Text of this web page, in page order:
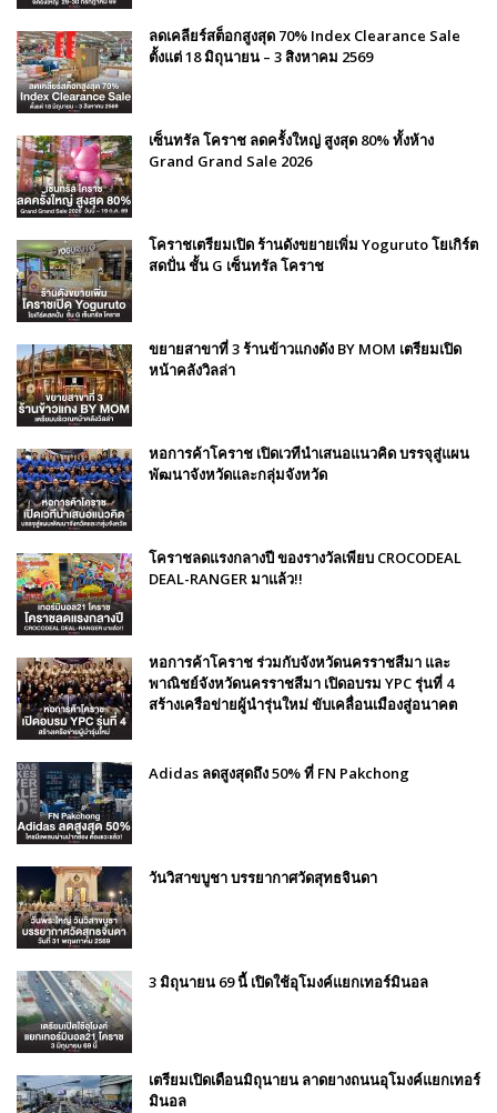
ลดเคลียร์สต็อกสูงสุด 70% Index Clearance Sale
ตั้งแต่ 18 มิถุนายน – 3 สิงหาคม 2569
เซ็นทรัล โคราช ลดครั้งใหญ่ สูงสุด 80% ทั้งห้าง
Grand Grand Sale 2026
โคราชเตรียมเปิด ร้านดังขยายเพิ่ม Yoguruto โยเกิร์ต
สดปั่น ชั้น G เซ็นทรัล โคราช
ขยายสาขาที่ 3 ร้านข้าวแกงดัง BY MOM เตรียมเปิด
หน้าคลังวิลล่า
หอการค้าโคราช เปิดเวทีนำเสนอแนวคิด บรรจุสู่แผน
พัฒนาจังหวัดและกลุ่มจังหวัด
โคราชลดแรงกลางปี ของรางวัลเพียบ CROCODEAL
DEAL-RANGER มาแล้ว!!
หอการค้าโคราช ร่วมกับจังหวัดนครราชสีมา และ
พาณิชย์จังหวัดนครราชสีมา เปิดอบรม YPC รุ่นที่ 4
สร้างเครือข่ายผู้นำรุ่นใหม่ ขับเคลื่อนเมืองสู่อนาคต
Adidas ลดสูงสุดถึง 50% ที่ FN Pakchong
วันวิสาขบูชา บรรยากาศวัดสุทธจินดา
3 มิถุนายน 69 นี้ เปิดใช้อุโมงค์แยกเทอร์มินอล
เตรียมเปิดเดือนมิถุนายน ลาดยางถนนอุโมงค์แยกเทอร์
มินอล